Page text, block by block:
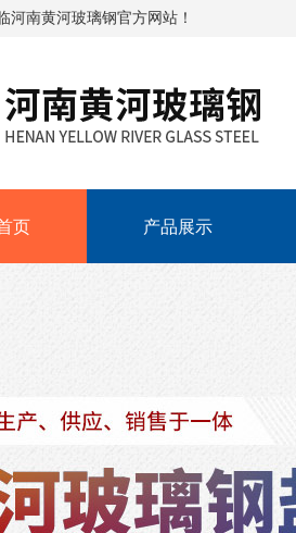
河南黄河玻璃钢官方网站！
页 产品展示